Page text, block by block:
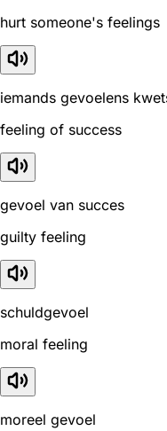
hurt someone's feelings
iemands gevoelens
feeling of success
gevoel van succes
guilty feeling
schuldgevoel
moral feeling
moreel gevoel